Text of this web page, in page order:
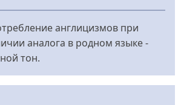
У
від
англицизмов при
аналога в родном языке -
тон.